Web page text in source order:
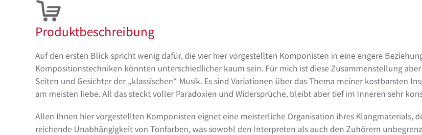
Produktbeschreibung
Auf den ersten Blick spricht wenig dafür, die vier hier vorgestellten Komponisten in eine engere
Kompositionstechniken könnten unterschiedlicher kaum sein. Für mich ist diese Zusammenstellung
Seiten und Gesichter der „klassischen“ Musik. Es sind Variationen über das Thema meiner kostbarsten
am meisten liebe. All das steckt voller Paradoxien und Widersprüche, bleibt aber tief im Inneren sehr
Allen Ihnen hier vorgestellten Komponisten eignet eine meisterliche Organisation ihres Klangmaterials,
reichende Unabhängigkeit von Tonfarben, was sowohl den Interpreten als auch den Zuhörern